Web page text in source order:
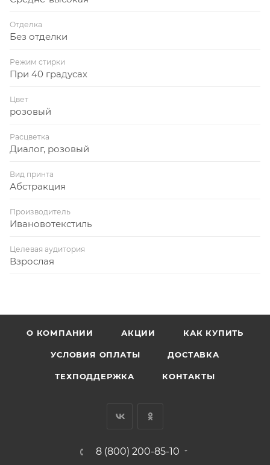
Отделка
Без отделки
Режим стирки
При 40 градусах
Цвет
розовый
Расцветка
Диалог, розовый
Вид принта
Абстракция
Производитель
Ивановотекстиль
Целевая аудитория
Взрослая
О КОМПАНИИ АКЦИИ КАК КУПИТЬ
УСЛОВИЯ ОПЛАТЫ ДОСТАВКА
ТЕХПОДДЕРЖКА КОНТАКТЫ
8 (800) 200-85-10